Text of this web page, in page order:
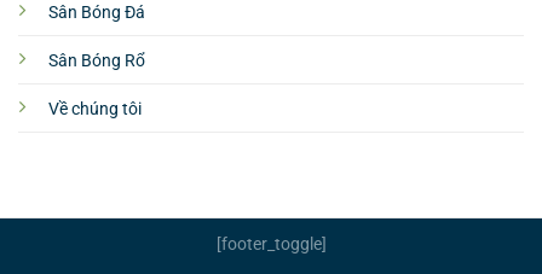
Sân Bóng Đá
Sân Bóng Rổ
Về chúng tôi
[footer_toggle]